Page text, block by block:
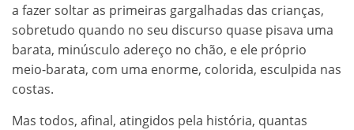
a fazer soltar as primeiras gargalhadas das crianças,
sobretudo quando no seu discurso quase pisava uma
barata, minúsculo adereço no chão, e ele próprio
meio-barata, com uma enorme, colorida, esculpida nas
costas.
Mas todos, afinal, atingidos pela história, quantas